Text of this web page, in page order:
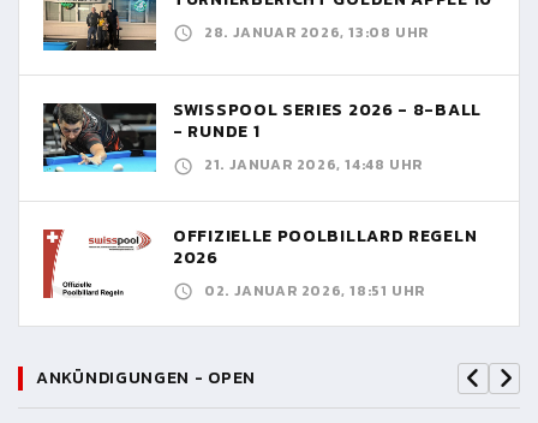
28. JANUAR 2026, 13:08 UHR
SWISSPOOL SERIES 2026 - 8-BALL
- RUNDE 1
21. JANUAR 2026, 14:48 UHR
OFFIZIELLE POOLBILLARD REGELN
2026
02. JANUAR 2026, 18:51 UHR
ANKÜNDIGUNGEN - OPEN